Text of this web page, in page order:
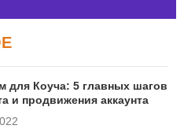
сферах
для Коуча: 5 главных шагов
и продвижения аккаунта